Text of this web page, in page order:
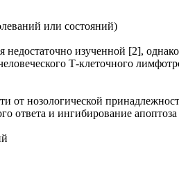
или состояний)
изученной [2],
Т-клеточного
от нозологической
ответа и ингибирование